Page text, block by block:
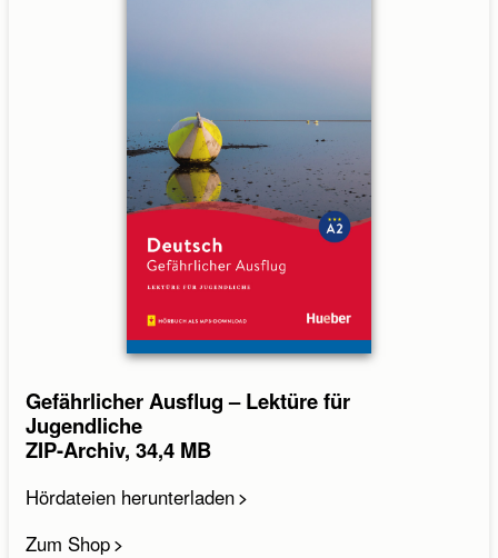
Gefährlicher Ausflug – Lektüre für
Jugendliche
ZIP-Archiv, 34,4 MB
Hördateien herunterladen
Zum Shop